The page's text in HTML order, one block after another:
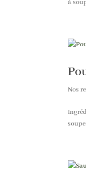
à
Nos